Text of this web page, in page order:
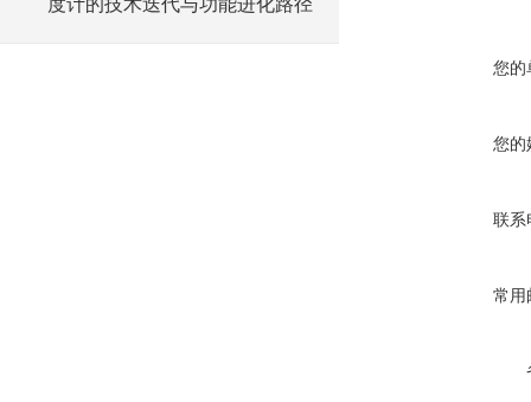
您的
您的
联系
常用
度计的技术迭代与功能进化路径